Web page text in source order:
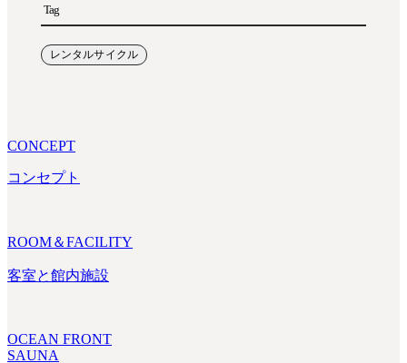
Tag
レンタルサイクル
CONCEPT
コンセプト
ROOM＆FACILITY
客室と館内施設
OCEAN FRONT
SAUNA